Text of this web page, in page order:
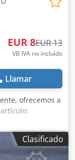
EUR 8EUR 13
VB IVA no incluído
Llamar
ofrecemos a
condiciones
las unidades:
Posibilidad
Clasificado